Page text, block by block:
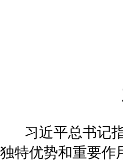
习近平总书记指
独特优势和重要作